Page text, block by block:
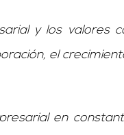
y los valores
el
en